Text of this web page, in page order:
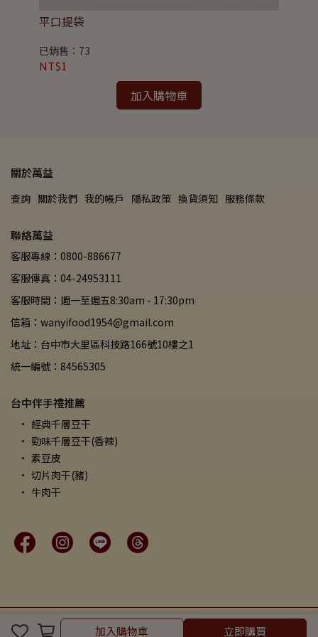
加入購物車 立即購買
平口提袋
已銷售：73
NT$1
加入購物車
關於萬益
查詢 關於我們 我的帳戶 隱私政策 換貨須知 服務條款
聯絡萬益
客服專線：0800-886677
客服傳真：04-24953111
客服時間：週一至週五8:30am - 17:30pm
信箱：wanyifood1954@gmail.com
地址：台中市大里區科技路166號10樓之1
統一編號：84565305
台中伴手禮推薦
經典千層豆干
勁味千層豆干(香辣)
素豆皮
切片肉干(豬)
牛肉干
Copyright © 萬益食品 All Rights Reserved. Designed by